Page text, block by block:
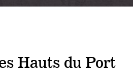
Hauts du Port